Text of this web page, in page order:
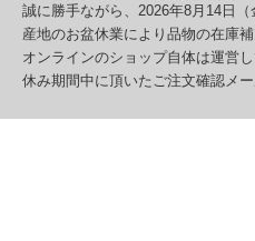
誠に勝手ながら、2026年8月14日（
産地のお盆休業により品物の在庫補
オンラインのショップ自体は運営し
休み期間中に頂いたご注文確認メー